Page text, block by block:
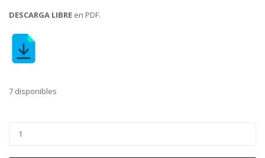
DESCARGA LIBRE en PDF.
7 disponibles